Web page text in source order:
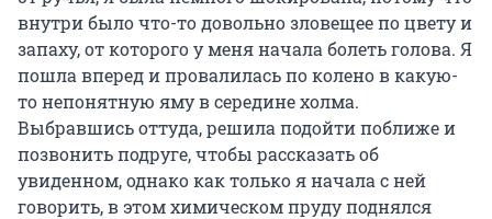
внутри было что-то довольно зловещее по цвету и
запаху, от которого у меня начала болеть голова. Я
пошла вперед и провалилась по колено в какую-
то непонятную яму в середине холма.
Выбравшись оттуда, решила подойти поближе и
позвонить подруге, чтобы рассказать об
увиденном, однако как только я начала с ней
говорить, в этом химическом пруду поднялся